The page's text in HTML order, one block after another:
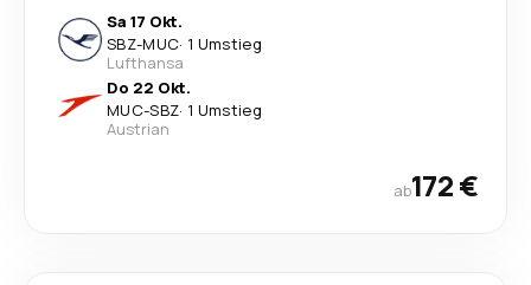
Sa 17 Okt.
SBZ-MUC· 1 Umstieg
Lufthansa
Do 22 Okt.
MUC-SBZ· 1 Umstieg
Austrian
ab172 €